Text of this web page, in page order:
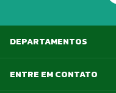
DEPARTAMENTOS
ENTRE EM CONTATO